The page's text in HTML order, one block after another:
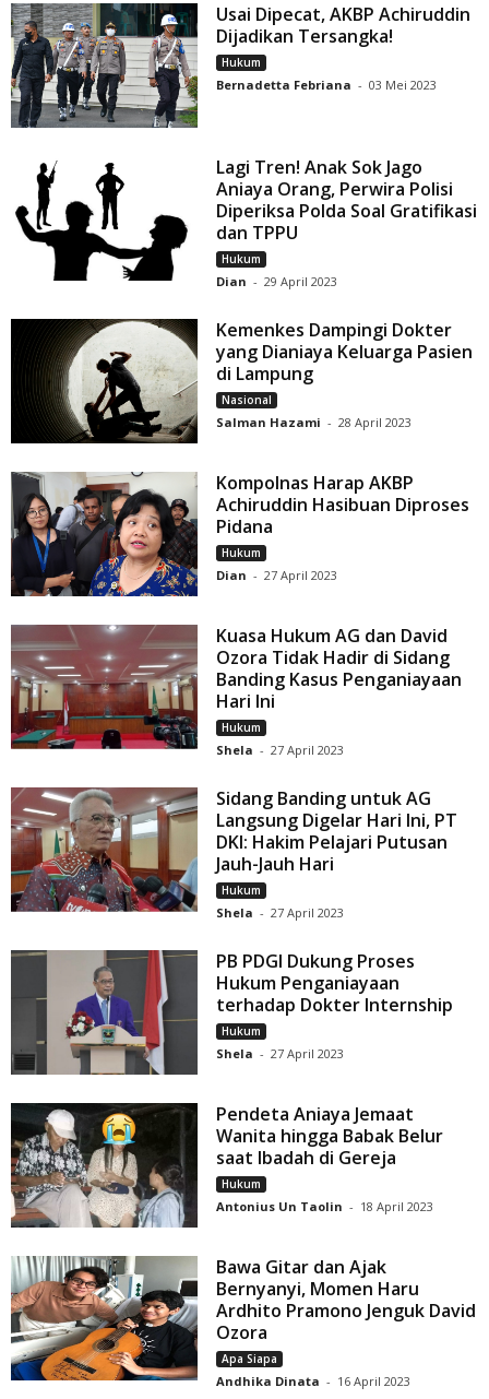
Usai Dipecat, AKBP Achiruddin
Dijadikan Tersangka!
Hukum
Bernadetta Febriana - 03 Mei 2023
Lagi Tren! Anak Sok Jago
Aniaya Orang, Perwira Polisi
Diperiksa Polda Soal Gratifikasi
dan TPPU
Hukum
Dian - 29 April 2023
Kemenkes Dampingi Dokter
yang Dianiaya Keluarga Pasien
di Lampung
Nasional
Salman Hazami - 28 April 2023
Kompolnas Harap AKBP
Achiruddin Hasibuan Diproses
Pidana
Hukum
Dian - 27 April 2023
Kuasa Hukum AG dan David
Ozora Tidak Hadir di Sidang
Banding Kasus Penganiayaan
Hari Ini
Hukum
Shela - 27 April 2023
Sidang Banding untuk AG
Langsung Digelar Hari Ini, PT
DKI: Hakim Pelajari Putusan
Jauh-Jauh Hari
Hukum
Shela - 27 April 2023
PB PDGI Dukung Proses
Hukum Penganiayaan
terhadap Dokter Internship
Hukum
Shela - 27 April 2023
Pendeta Aniaya Jemaat
Wanita hingga Babak Belur
saat Ibadah di Gereja
Hukum
Antonius Un Taolin - 18 April 2023
Bawa Gitar dan Ajak
Bernyanyi, Momen Haru
Ardhito Pramono Jenguk David
Ozora
Apa Siapa
Andhika Dinata - 16 April 2023